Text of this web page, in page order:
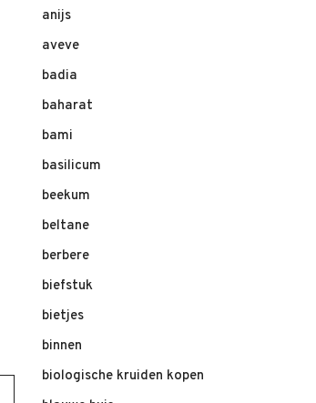
anijs
aveve
badia
baharat
bami
basilicum
beekum
beltane
berbere
biefstuk
bietjes
binnen
biologische kruiden kopen